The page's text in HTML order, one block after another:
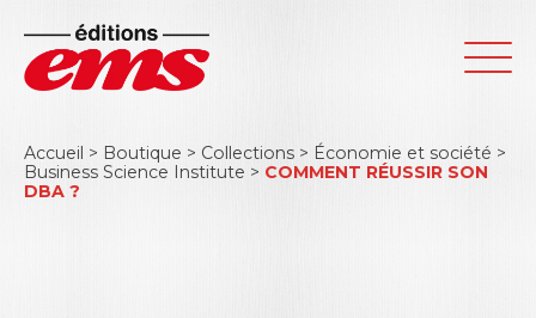
Accueil > Boutique > Collections > Économie et société >
Business Science Institute > COMMENT RÉUSSIR SON
DBA ?